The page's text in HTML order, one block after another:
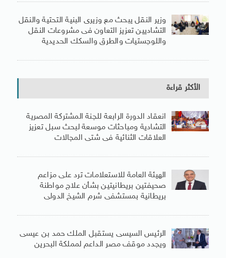
وزير النقل يبحث مع وزيرى البنية التحتية والنقل
التشاديين تعزيز التعاون فى مشروعات النقل
واللوجستيات والطرق والسكك الحديدية
الأكثر قراءة
انعقاد الدورة الرابعة للجنة المشتركة المصرية
التشادية ومباحثات موسعة لبحث سبل تعزيز
العلاقات الثنائية فى شتى المجالات
الهيئة العامة للاستعلامات ترد على مزاعم
صحيفتين بريطانيتين بشأن علاج مواطنة
بريطانية بمستشفى شرم الشيخ الدولى
الرئيس السيسى يستقبل الملك حمد بن عيسى
ويجدد موقف مصر الداعم لمملكة البحرين